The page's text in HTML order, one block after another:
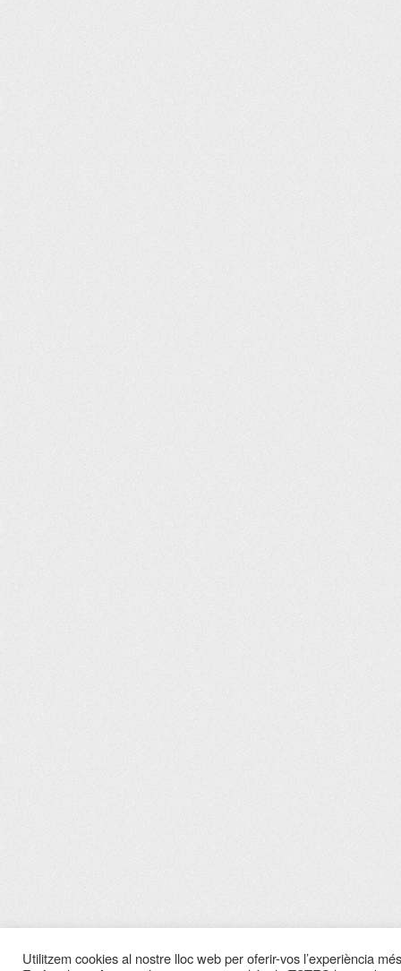
Utilitzem cookies al nostre lloc web per oferir-vos l’experiència